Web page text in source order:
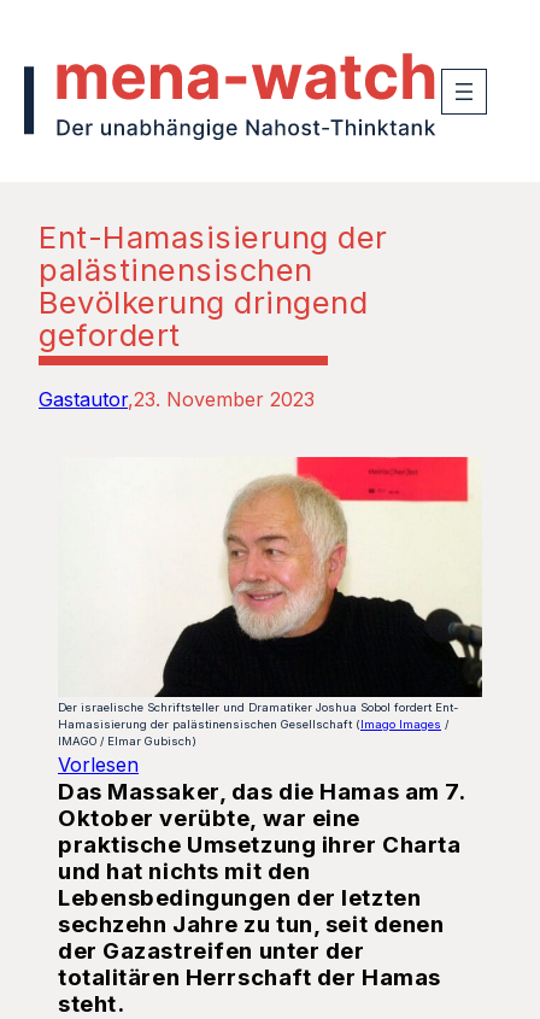
Ent-Hamasisierung der
palästinensischen
Bevölkerung dringend
gefordert
Gastautor 23. November 2023
Der israelische Schriftsteller und Dramatiker Joshua Sobol fordert Ent-
Hamasisierung der palästinensischen Gesellschaft (Imago Images /
IMAGO / Elmar Gubisch)
Vorlesen
Das Massaker, das die Hamas am 7.
Oktober verübte, war eine
praktische Umsetzung ihrer Charta
und hat nichts mit den
Lebensbedingungen der letzten
sechzehn Jahre zu tun, seit denen
der Gazastreifen unter der
totalitären Herrschaft der Hamas
steht.